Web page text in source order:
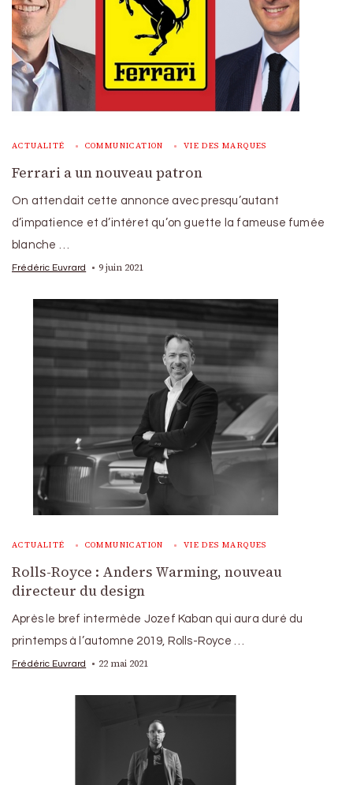
ACTUALITÉ COMMUNICATION VIE DES MARQUES
Ferrari a un nouveau patron
On attendait cette annonce avec presqu’autant
d’impatience et d’intéret qu’on guette la fameuse fumée
blanche …
Frédéric Euvrard 9 juin 2021
ACTUALITÉ COMMUNICATION VIE DES MARQUES
Rolls-Royce : Anders Warming, nouveau
directeur du design
Après le bref intermède Jozef Kaban qui aura duré du
printemps à l’automne 2019, Rolls-Royce …
Frédéric Euvrard 22 mai 2021